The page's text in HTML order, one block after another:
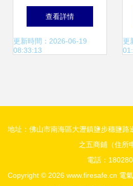
反應 烏克蘭線束工
廠斷供導致德國曼
查看詳情
更新時間：2026-06-19
08:33:13
更
地址：佛山市南海區大瀝鎮鹽步穗鹽路
之五商鋪（住所
電話：
Copyright © 2026 www.firesafe.cn 電